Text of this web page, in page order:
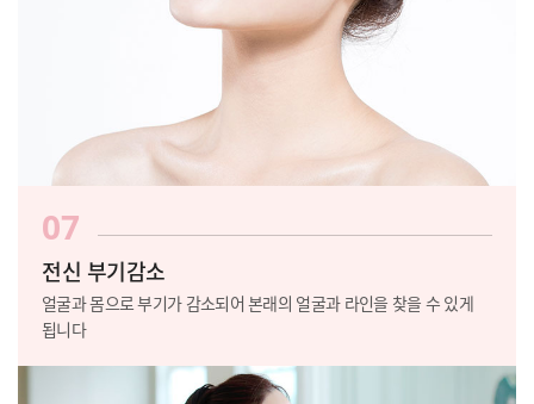
07
전신 부기감소
얼굴과 몸으로 부기가 감소되어본래의 얼굴과 라인을 찾을 수 있게
됩니다